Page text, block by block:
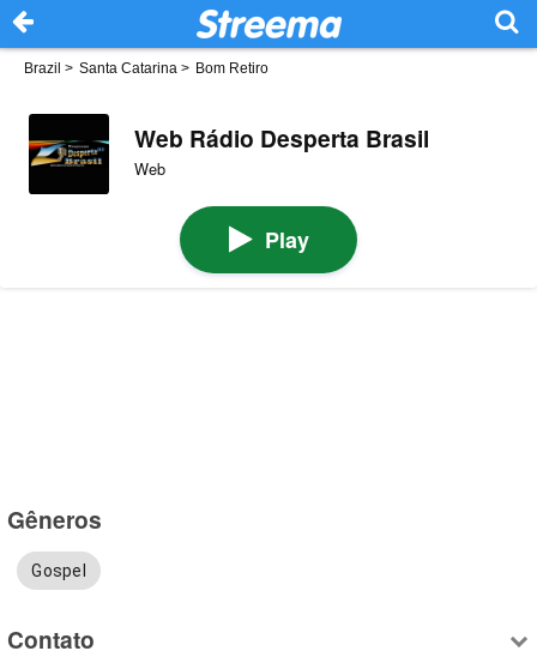
Brazil > Santa Catarina > Bom Retiro
Web Rádio Desperta Brasil
Web
Play
Gêneros
Gospel
Contato